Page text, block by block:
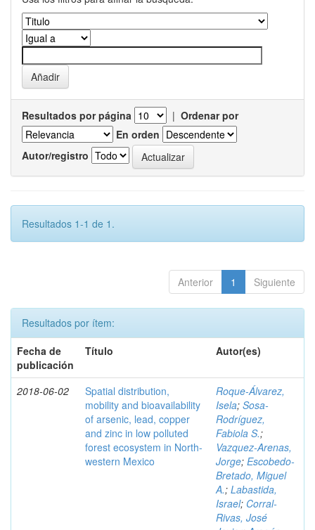
Resultados por página | Ordenar por
En orden
Autor/registro
Resultados 1-1 de 1.
Anterior 1 Siguiente
Resultados por ítem:
Fecha de
publicación
Título Autor(es)
2018-06-02
Spatial distribution,
mobility and bioavailability
of arsenic, lead, copper
and zinc in low polluted
forest ecosystem in North-
western Mexico
Roque-Álvarez,
Isela; Sosa-
Rodríguez,
Fabiola S.;
Vazquez-Arenas,
Jorge; Escobedo-
Bretado, Miguel
A.; Labastida,
Israel; Corral-
Rivas, José